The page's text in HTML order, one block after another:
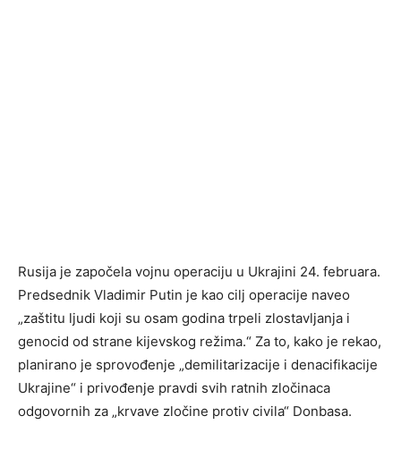
Rusija je započela vojnu operaciju u Ukrajini 24. februara.
Predsednik Vladimir Putin je kao cilj operacije naveo
„zaštitu ljudi koji su osam godina trpeli zlostavljanja i
genocid od strane kijevskog režima.“ Za to, kako je rekao,
planirano je sprovođenje „demilitarizacije i denacifikacije
Ukrajine“ i privođenje pravdi svih ratnih zločinaca
odgovornih za „krvave zločine protiv civila“ Donbasa.